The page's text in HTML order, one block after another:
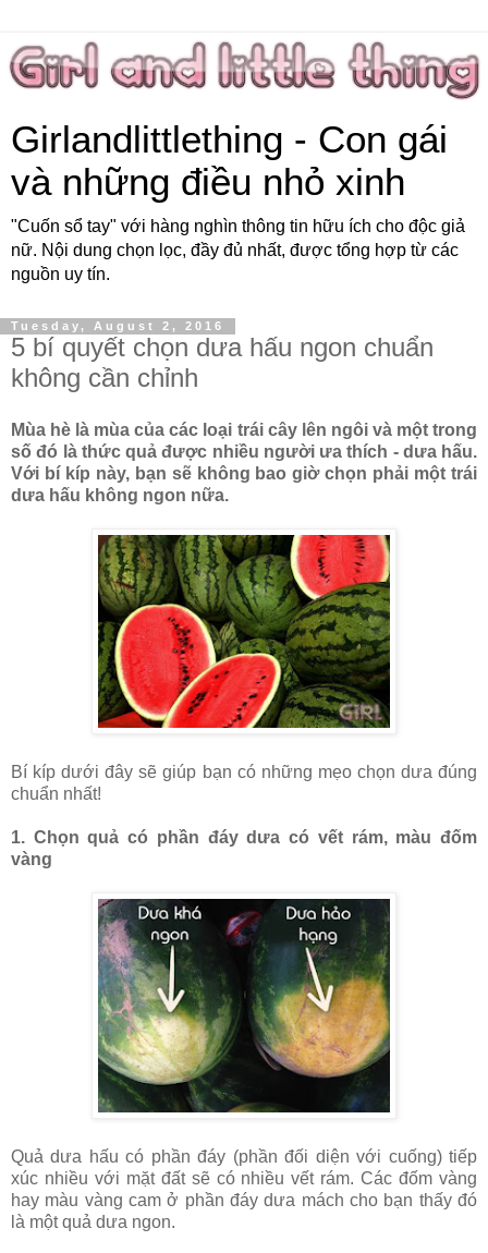
Girlandlittlething - Con gái
và những điều nhỏ xinh
"Cuốn sổ tay" với hàng nghìn thông tin hữu ích cho độc giả
nữ. Nội dung chọn lọc, đầy đủ nhất, được tổng hợp từ các
nguồn uy tín.
Tuesday, August 2, 2016
5 bí quyết chọn dưa hấu ngon chuẩn
không cần chỉnh
Mùa hè là mùa của các loại trái cây lên ngôi và một trong
số đó là thức quả được nhiều người ưa thích - dưa hấu.
Với bí kíp này, bạn sẽ không bao giờ chọn phải một trái
dưa hấu không ngon nữa.
Bí kíp dưới đây sẽ giúp bạn có những mẹo chọn dưa đúng
chuẩn nhất!
1. Chọn quả có phần đáy dưa có vết rám, màu đốm
vàng
Quả dưa hấu có phần đáy (phần đối diện với cuống) tiếp
xúc nhiều với mặt đất sẽ có nhiều vết rám. Các đốm vàng
hay màu vàng cam ở phần đáy dưa mách cho bạn thấy đó
là một quả dưa ngon.